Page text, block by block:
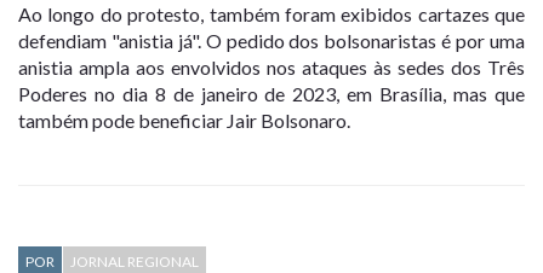
Ao longo do protesto, também foram exibidos cartazes que
defendiam "anistia já". O pedido dos bolsonaristas é por uma
anistia ampla aos envolvidos nos ataques às sedes dos Três
Poderes no dia 8 de janeiro de 2023, em Brasília, mas que
também pode beneficiar Jair Bolsonaro.
POR
JORNAL REGIONAL